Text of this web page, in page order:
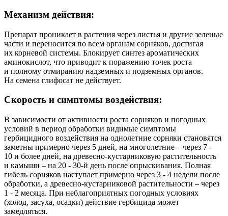
Механизм действия:
Препарат проникает в растения через листья и другие зеленые
части и переносится по всем органам сорняков, достигая
их корневой системы. Блокирует синтез ароматических
аминокислот, что приводит к поражению точек роста
и полному отмиранию надземных и подземных органов.
На семена глифосат не действует.
Скорость и симптомы воздействия:
В зависимости от активности роста сорняков и погодных
условий в период обработки видимые симптомы
гербицидного воздействия на однолетние сорняки становятся
заметны примерно через 5 дней, на многолетние – через 7 -
10 и более дней, на древесно-кустарниковую растительность
и камыши – на 20 - 30-й день после опрыскивания. Полная
гибель сорняков наступает примерно через 3 - 4 недели после
обработки, а древесно-кустарниковой растительности – через
1 - 2 месяца. При неблагоприятных погодных условиях
(холод, засуха, осадки) действие гербицида может
замедляться.